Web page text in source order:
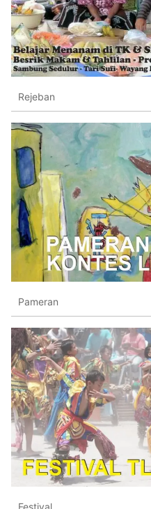
Rejeban
Pameran
Festival